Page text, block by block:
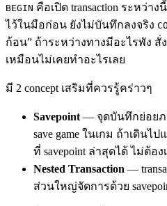
BEGIN คือเปิด transaction ระหว่า
ไว้ในมือก่อน ยังไม่บันทึกลงจริง
ก้อน” ถ้าระหว่างทางมีอะไรพัง สั่ง
เหมือนไม่เคยทำอะไรเลย
มี 2 concept เสริมที่ควรรู้คร่าวๆ
Savepoint — จุดบันทึกย่อยภ
save game ในเกม ถ้าเดินไ
ที่ savepoint ล่าสุดได้ ไม่ต้อ
Nested Transaction —
ส่วนใหญ่จัดการด้วย